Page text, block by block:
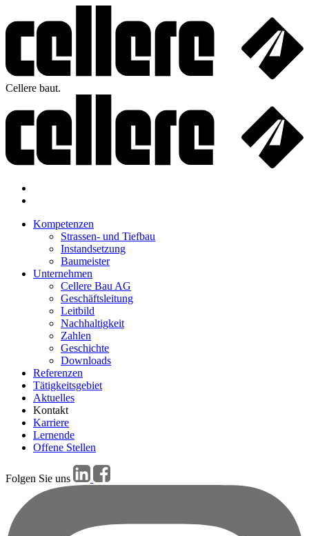
Cellere baut.
Kompetenzen
Strassen- und Tiefbau
Instandsetzung
Baumeister
Unternehmen
Cellere Bau AG
Geschäftsleitung
Leitbild
Nachhaltigkeit
Zahlen
Geschichte
Downloads
Referenzen
Tätigkeitsgebiet
Aktuelles
Kontakt
Karriere
Lernende
Offene Stellen
Folgen Sie uns